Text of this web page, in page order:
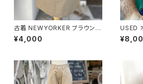
古着 NEWYORKER ブラウン
タイトスカート
¥4,000
USED
プス